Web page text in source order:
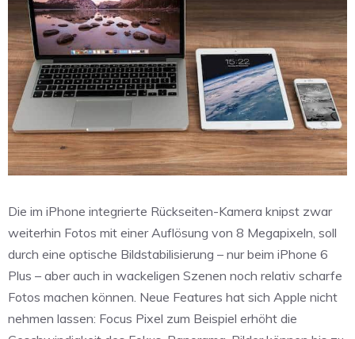
Die im iPhone integrierte Rückseiten-Kamera knipst zwar
weiterhin Fotos mit einer Auflösung von 8 Megapixeln, soll
durch eine optische Bildstabilisierung – nur beim iPhone 6
Plus – aber auch in wackeligen Szenen noch relativ scharfe
Fotos machen können. Neue Features hat sich Apple nicht
nehmen lassen: Focus Pixel zum Beispiel erhöht die